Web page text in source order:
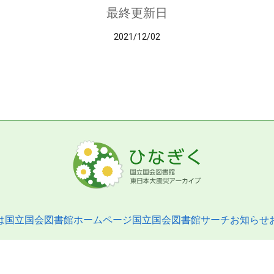
最終更新日
2021/12/02
国立国会図書館ホームページ国立国会図書館サーチお知らせ